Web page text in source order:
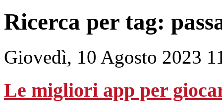
Ricerca per tag:
Giovedì, 10 Agosto 2023
Le migliori app per